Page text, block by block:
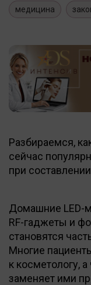
медицина
Разбираемся,
сейчас
при
Домашние LED-
RF-гаджеты и
становятся
Многие
к косметологу,
заменяет ими